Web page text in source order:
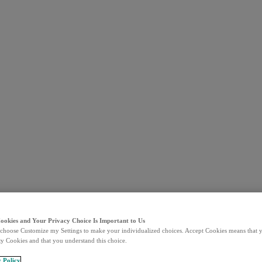
and Your Privacy Choice Is Important to Us
Customize my Settings to make your individualized choices. Accept Cookies means that
Cookies and that you understand this choice.
Policy